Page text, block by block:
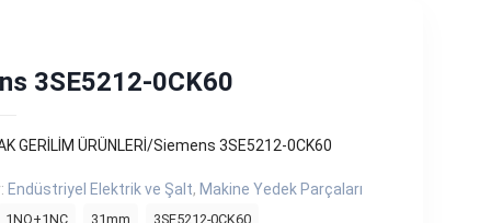
3SE5212-0CK60
GERİLİM ÜRÜNLERİ/Siemens 3SE5212-0CK60
Endüstriyel Elektrik ve Şalt, Makine Yedek Parçaları
1NO+1NC 31mm 3SE5212-0CK60